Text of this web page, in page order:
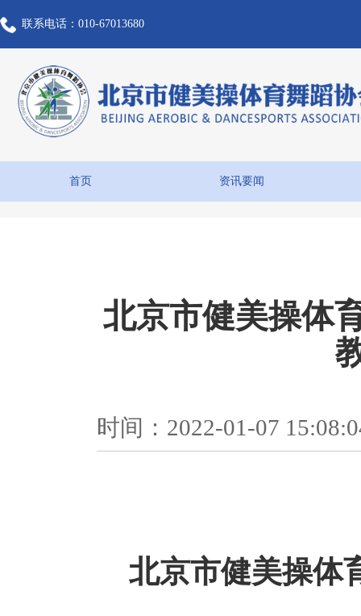
联系电话：010-67013680
首页 资讯要闻
北京市健美操体
时间：2022-01-07
北京市健美操体